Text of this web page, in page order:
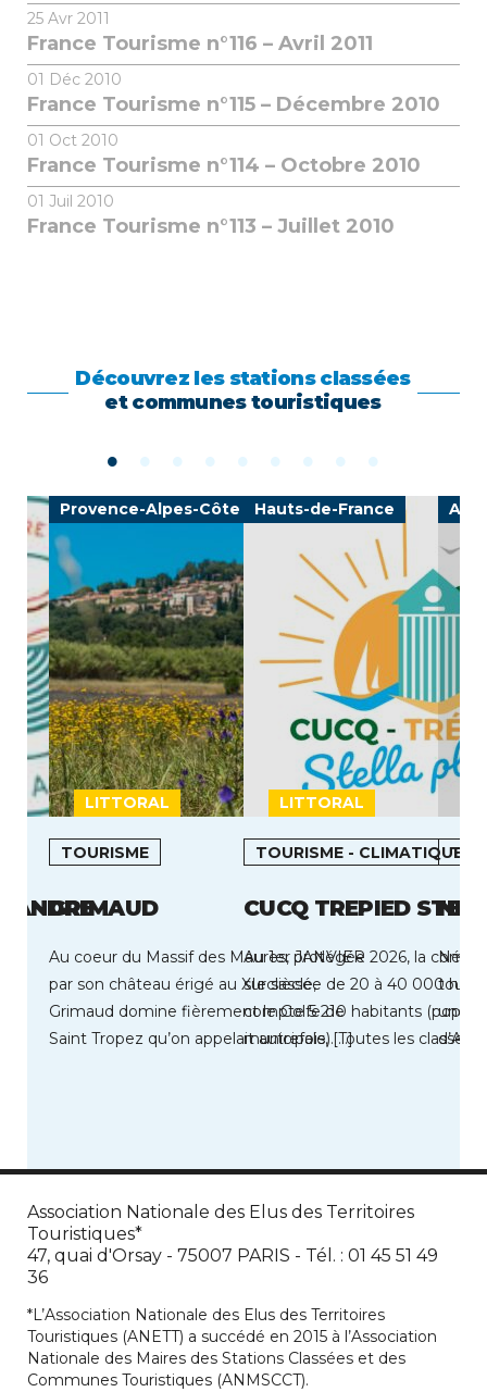
25 Avr 2011
France Tourisme n°116 – Avril 2011
01 Déc 2010
France Tourisme n°115 – Décembre 2010
01 Oct 2010
France Tourisme n°114 – Octobre 2010
01 Juil 2010
France Tourisme n°113 – Juillet 2010
Découvrez les stations classées
et communes touristiques
LITTORAL
ANDRE
Provence-Alpes-Côte d'Azur
LITTORAL
TOURISME
GRIMAUD
Au coeur du Massif des Maures, protégée
par son château érigé au XIe siècle,
Grimaud domine fièrement le Golfe de
Saint Tropez qu’on appelait autrefois, […]
Hauts-de-France
TOURISME - CLIMATIQUE
CUCQ TREPIED
Au 1er JANVIER 2026, la
surclassée de 20 à 40 000
compte 5 210 habitants
municipale). Toutes les classes
une
Association Nationale des Elus des Territoires
Touristiques*
47, quai d'Orsay - 75007 PARIS - Tél. : 01 45 51 49
36
*L’Association Nationale des Elus des Territoires
Touristiques (ANETT) a succédé en 2015 à l’Association
Nationale des Maires des Stations Classées et des
Communes Touristiques (ANMSCCT).